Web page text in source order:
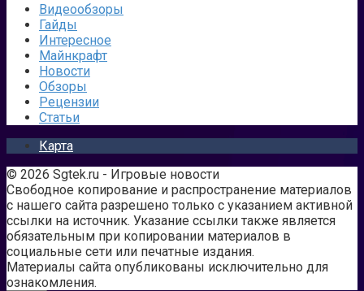
Видеообзоры
Гайды
Интересное
Майнкрафт
Новости
Обзоры
Рецензии
Статьи
Карта
© 2026 Sgtek.ru - Игровые новости
Свободное копирование и распространение материалов
с нашего сайта разрешено только с указанием активной
ссылки на источник. Указание ссылки также является
обязательным при копировании материалов в
социальные сети или печатные издания.
Материалы сайта опубликованы исключительно для
ознакомления.